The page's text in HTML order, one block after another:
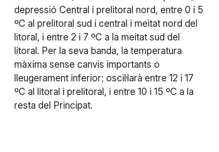
depressió Central i prelitoral nord, entre 0 i 5
ºC al prelitoral sud i central i meitat nord del
litoral, i entre 2 i 7 ºC a la meitat sud del
litoral. Per la seva banda, la temperatura
màxima sense canvis importants o
lleugerament inferior; oscil·larà entre 12 i 17
ºC al litoral i prelitoral, i entre 10 i 15 ºC a la
resta del Principat.